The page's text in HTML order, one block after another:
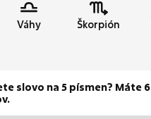
Váhy Škorpión
slovo na 5 písmen? Máte 6